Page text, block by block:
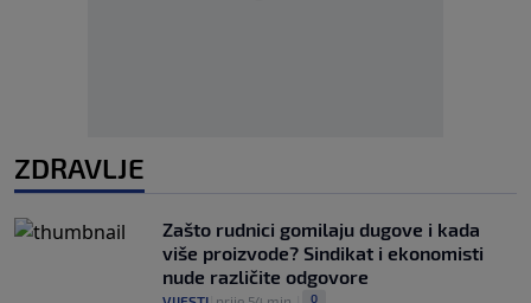
ZDRAVLJE
Zašto rudnici gomilaju dugove i kada
više proizvode? Sindikat i ekonomisti
nude različite odgovore
0